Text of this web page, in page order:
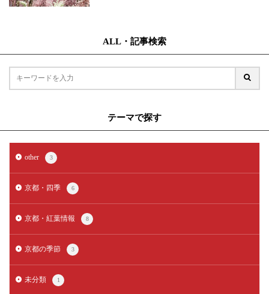
ALL・記事検索
テーマで探す
other 3
京都・四季 6
京都・紅葉情報 8
京都の季節 3
未分類 1